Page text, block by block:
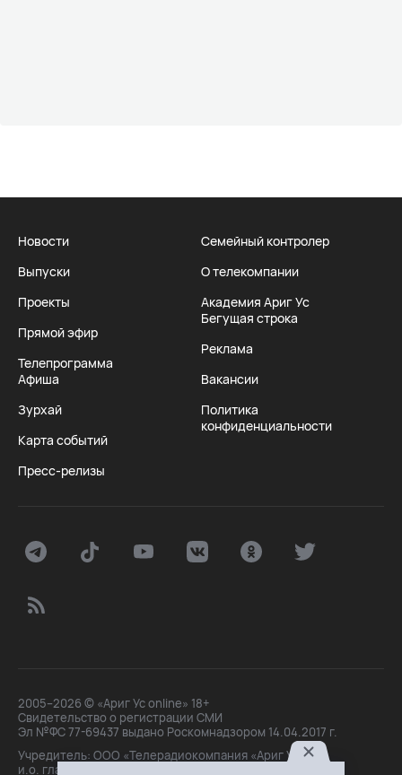
Новости
Выпуски
Проекты
Прямой эфир
Телепрограмма
Афиша
Зурхай
Карта событий
Пресс-релизы
Семейный контролер
О телекомпании
Академия Ариг Ус
Бегущая строка
Реклама
Вакансии
Политика
конфиденциальности
2005–2026 © «Ариг Ус online» 18+
Свидетельство о регистрации СМИ
Эл №ФС 77-69437 выдано Роскомнадзором 14.04.2017 г.
Учредитель: ООО «Телерадиокомпания «Ариг Ус»,
и.о. главного редактора: Маханова О.Б.